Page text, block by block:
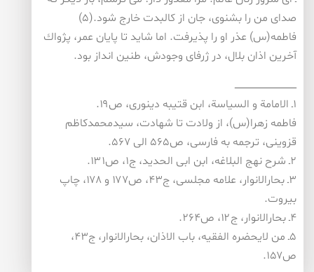
صدای من را بشنوی، جان از كالبدت خارج شود.(۵)
فاطمه(س) عذر او را پذیرفت. اما شاید تا پایان عمر، پژواك
آخرین اذان بلال، در ژرفای وجودش، طنین انداز بود.
ــــــــــــــــــــــــــــــــــــــــــــ
۱ـ الامامة و السیاسة، ابن قتیبه دینوری، ص۱۹.
فاطمه زهرا(س)، از ولادت تا شهادت، سیدمحمدكاظم
قزوینی، ترجمه به فارسی، ص۵۶۵ الی ۵۶۷.
۲ـ شرح نهج البلاغه، ابن ابی الحدید، ج۱، ص۱۳۱.
۳ـ بحارالانوار، علامه مجلسی، ج۴۳، ص۱۷۷ و ۱۷۸، چاپ
بیروت.
۴ـ بحارالانوار، ج۱۲، ص۲۶۴.
۵ـ من لایحضره الفقیه، باب الاذان، بحارالانوار، ج۴۳،
ص۱۵۷.